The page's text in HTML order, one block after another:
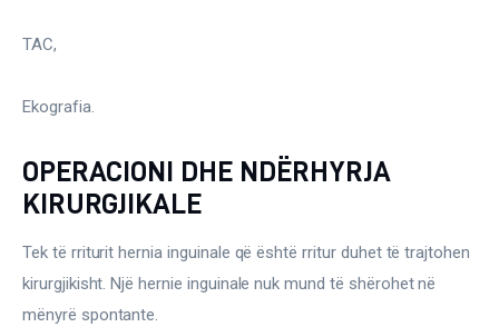
TAC,
Ekografia.
OPERACIONI DHE NDËRHYRJA
KIRURGJIKALE
Tek të rriturit hernia inguinale që është rritur duhet të trajtohen
kirurgjikisht. Një hernie inguinale nuk mund të shërohet në
mënyrë spontante.